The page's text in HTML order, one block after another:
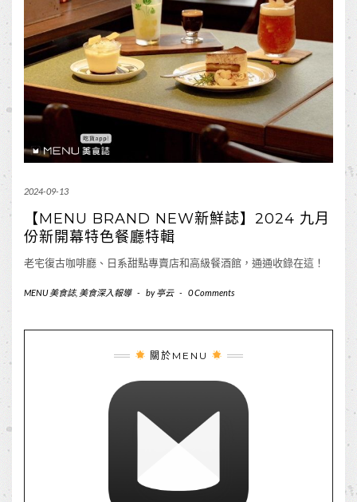
2024-09-13
【MENU BRAND NEW新鮮誌】2024 九月
份新開幕特色餐廳特輯
老宅復古咖啡廳、日系甜點專賣店和高級餐酒館，通通收錄在這！
MENU 美食誌, 美食深入報導 - by亭云 - 0 Comments
關於MENU